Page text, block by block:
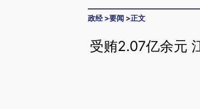
政经>要闻 >正文
受贿2.07亿余元